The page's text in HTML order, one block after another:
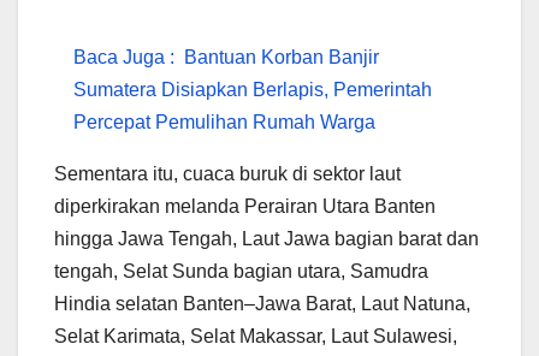
Baca Juga :
Bantuan Korban Banjir
Sumatera Disiapkan Berlapis, Pemerintah
Percepat Pemulihan Rumah Warga
Sementara itu, cuaca buruk di sektor laut
diperkirakan melanda Perairan Utara Banten
hingga Jawa Tengah, Laut Jawa bagian barat dan
tengah, Selat Sunda bagian utara, Samudra
Hindia selatan Banten–Jawa Barat, Laut Natuna,
Selat Karimata, Selat Makassar, Laut Sulawesi,